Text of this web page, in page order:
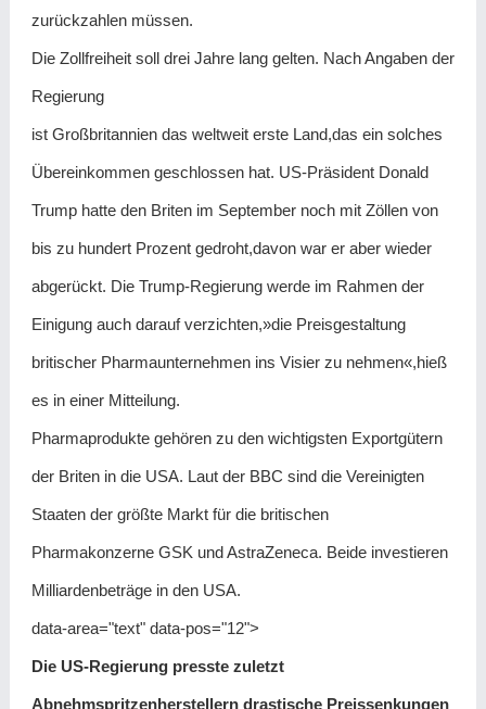
zurückzahlen müssen.
Die Zollfreiheit soll drei Jahre lang gelten. Nach Angaben der
Regierung
ist Großbritannien das weltweit erste Land,das ein solches
Übereinkommen geschlossen hat. US-Präsident Donald
Trump hatte den Briten im September noch mit Zöllen von
bis zu hundert Prozent gedroht,davon war er aber wieder
abgerückt. Die Trump-Regierung werde im Rahmen der
Einigung auch darauf verzichten,»die Preisgestaltung
britischer Pharmaunternehmen ins Visier zu nehmen«,hieß
es in einer Mitteilung.
Pharmaprodukte gehören zu den wichtigsten Exportgütern
der Briten in die USA. Laut der BBC sind die Vereinigten
Staaten der größte Markt für die britischen
Pharmakonzerne GSK und AstraZeneca. Beide investieren
Milliardenbeträge in den USA.
data-area="text" data-pos="12">
Die US-Regierung presste zuletzt
Abnehmspritzenherstellern drastische Preissenkungen